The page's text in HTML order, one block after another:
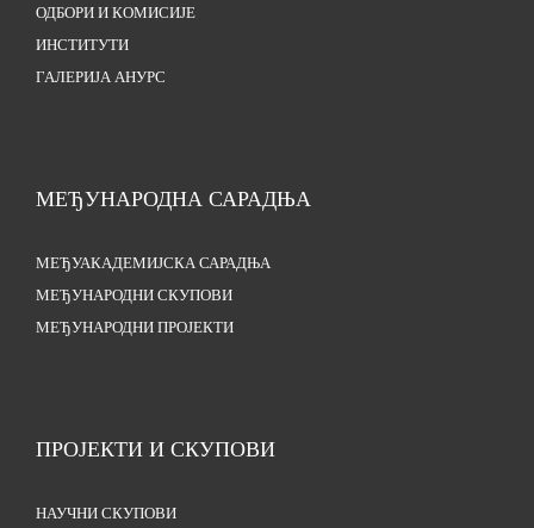
ОДБОРИ И КОМИСИЈЕ
ИНСТИТУТИ
ГАЛЕРИЈА АНУРС
МЕЂУНАРОДНА САРАДЊА
МЕЂУАКАДЕМИЈСКА САРАДЊА
МЕЂУНАРОДНИ СКУПОВИ
МЕЂУНАРОДНИ ПРОЈЕКТИ
ПРОЈЕКТИ И СКУПОВИ
НАУЧНИ СКУПОВИ